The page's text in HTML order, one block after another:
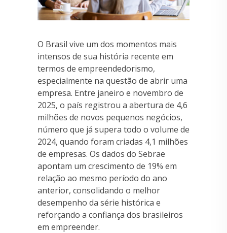
O Brasil vive um dos momentos mais
intensos de sua história recente em
termos de empreendedorismo,
especialmente na questão de abrir uma
empresa. Entre janeiro e novembro de
2025, o país registrou a abertura de 4,6
milhões de novos pequenos negócios,
número que já supera todo o volume de
2024, quando foram criadas 4,1 milhões
de empresas. Os dados do Sebrae
apontam um crescimento de 19% em
relação ao mesmo período do ano
anterior, consolidando o melhor
desempenho da série histórica e
reforçando a confiança dos brasileiros
em empreender.